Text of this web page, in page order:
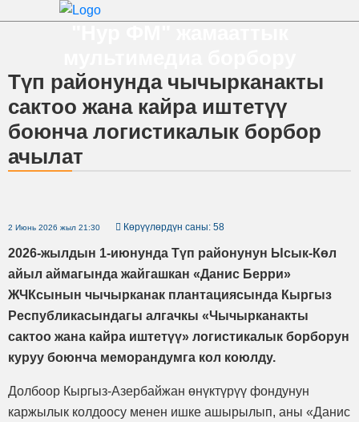
Түп районунда чычырканакты
сактоо жана кайра иштетүү
боюнча логистикалык борбор
ачылат
2 Июнь 2026 жыл 21:30 Көрүүлөрдүн саны: 58
2026-жылдын 1-июнунда Түп районунун Ысык-Көл
айыл аймагында жайгашкан «Данис Берри»
ЖЧКсынын чычырканак плантациясында Кыргыз
Республикасындагы алгачкы «Чычырканакты
сактоо жана кайра иштетүү» логистикалык борборун
куруу боюнча меморандумга кол коюлду.
Долбоор Кыргыз-Азербайжан өнүктүрүү фондунун
каржылык колдоосу менен ишке ашырылып, аны «Данис